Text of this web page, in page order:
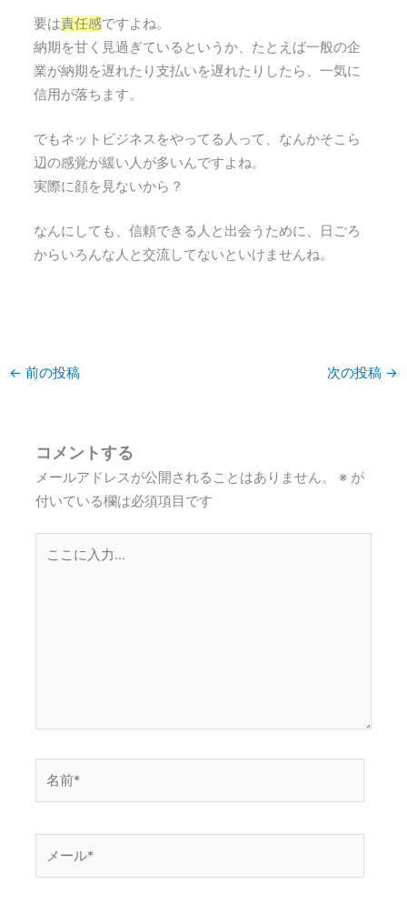
要は責任感ですよね。
納期を甘く見過ぎているというか、たとえば一般の企
業が納期を遅れたり支払いを遅れたりしたら、一気に
信用が落ちます。
でもネットビジネスをやってる人って、なんかそこら
辺の感覚が緩い人が多いんですよね。
実際に顔を見ないから？
なんにしても、信頼できる人と出会うために、日ごろ
からいろんな人と交流してないといけませんね。
← 前の投稿 次の投稿 →
コメントする
メールアドレスが公開されることはありません。 ※ が
付いている欄は必須項目です
こ